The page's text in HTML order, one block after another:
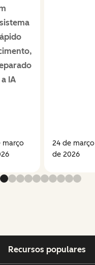
IA
março
24 de março
de 2026
Recursos populares